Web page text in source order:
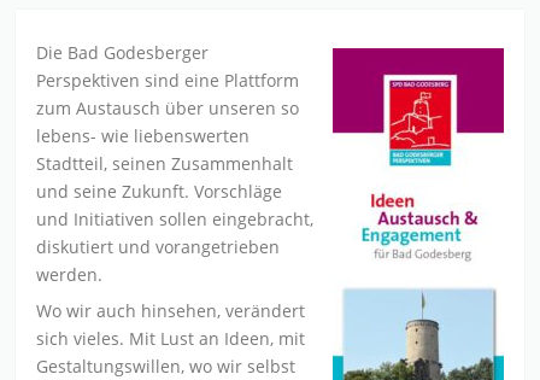
Die Bad Godesberger
Perspektiven sind eine Plattform
zum Austausch über unseren so
lebens- wie liebenswerten
Stadtteil, seinen Zusammenhalt
und seine Zukunft. Vorschläge
und Initiativen sollen eingebracht,
diskutiert und vorangetrieben
werden.
Wo wir auch hinsehen, verändert
sich vieles. Mit Lust an Ideen, mit
Gestaltungswillen, wo wir selbst